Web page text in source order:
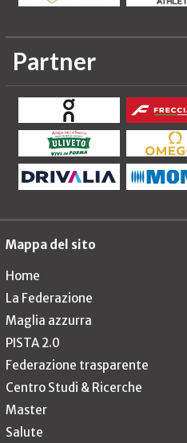
Partner
Mappa del sito
Home
La Federazione
Maglia azzurra
PISTA 2.0
Federazione trasparente
Centro Studi & Ricerche
Master
Salute